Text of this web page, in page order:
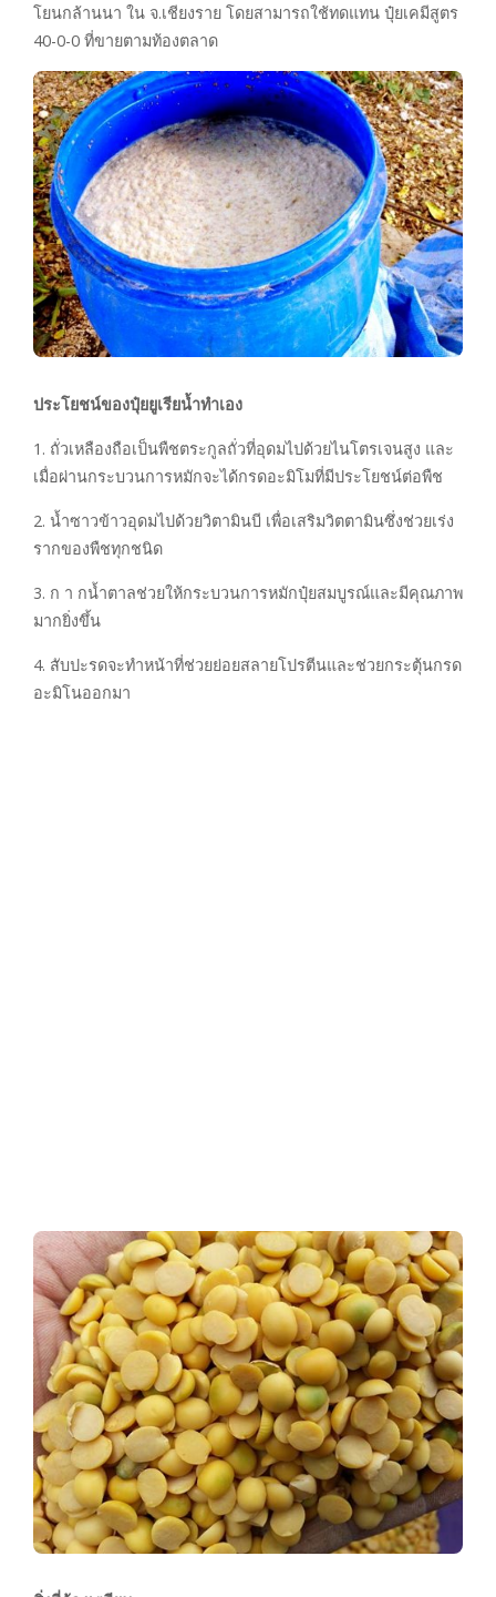
โยนกล้านนา ใน จ.เชียงราย โดยสามารถใช้ทดแทน ปุ๋ยเคมีสูตร
40-0-0 ที่ขายตามท้องตลาด
ประโยชน์ของปุ๋ยยูเรียน้ำทำเอง
1. ถั่วเหลืองถือเป็นพืชตระกูลถั่วที่อุดมไปด้วยไนโตรเจนสูง และ
เมื่อผ่านกระบวนการหมักจะได้กรดอะมิโมที่มีประโยชน์ต่อพืช
2. น้ำซาวข้าวอุดมไปด้วยวิตามินบี เพื่อเสริมวิตตามินซึ่งช่วยเร่ง
รากของพืชทุกชนิด
3. ก า กน้ำตาลช่วยให้กระบวนการหมักปุ๋ยสมบูรณ์และมีคุณภาพ
มากยิ่งขึ้น
4. สับปะรดจะทำหน้าที่ช่วยย่อยสลายโปรตีนและช่วยกระตุ้นกรด
อะมิโนออกมา